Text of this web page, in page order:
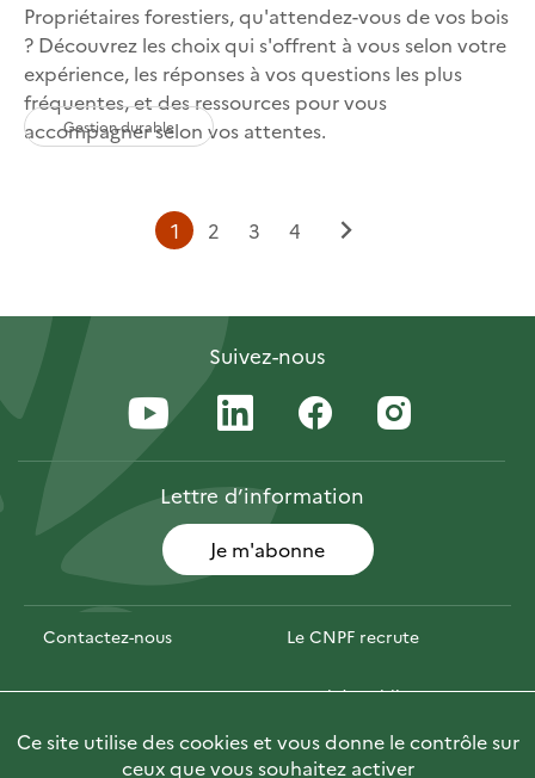
Propriétaires forestiers, qu'attendez-vous de vos bois
? Découvrez les choix qui s'offrent à vous selon votre
expérience, les réponses à vos questions les plus
fréquentes, et des ressources pour vous
accompagner selon vos attentes.
Gestion durable
Page
courante
1 Page
2 Page
3 Page
4
Page
Suivez-nous
Lettred’information
Je m'abonne
Contactez-nous Le CNPF recrute
Espace presse Marchés publics
Photofor Briefly in English
Ce site utilise des cookies et vous donne le contrôle sur
ceux que vous souhaitez activer